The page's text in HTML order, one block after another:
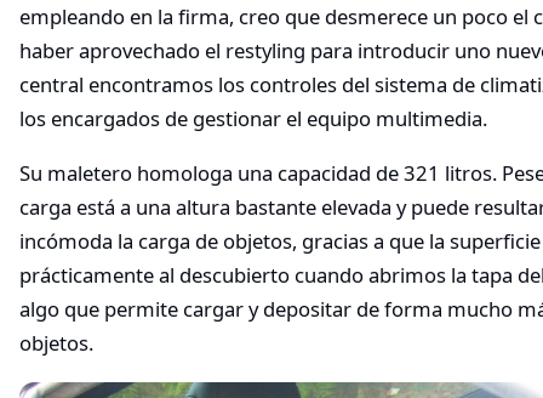
empleando en la firma, creo que desmerece un poco el
haber aprovechado el restyling para introducir uno
central encontramos los controles del sistema de
los encargados de gestionar el equipo multimedia.
Su maletero homologa una capacidad de 321 litros.
carga está a una altura bastante elevada y puede
incómoda la carga de objetos, gracias a que la
prácticamente al descubierto cuando abrimos la tapa
algo que permite cargar y depositar de forma mucho
objetos.